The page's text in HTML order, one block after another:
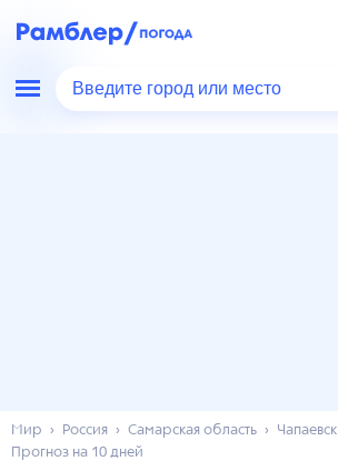
Введите город или место
Мир Россия Самарская область
Чапаевск
Прогноз на 10 дней